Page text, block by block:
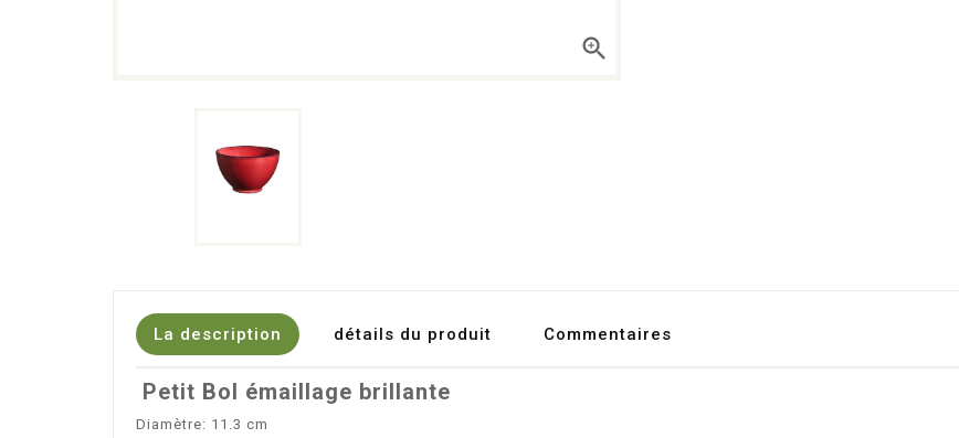

La description détails du produit Commentaires
Petit Bol émaillage brillante
Diamètre: 11.3 cm